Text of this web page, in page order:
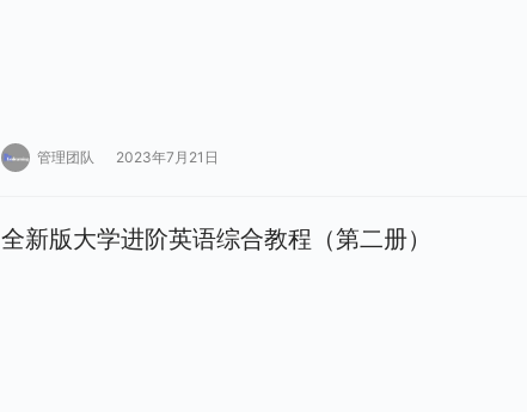
管理团队 2023年7月21日
全新版大学进阶英语综合教程（第二册）